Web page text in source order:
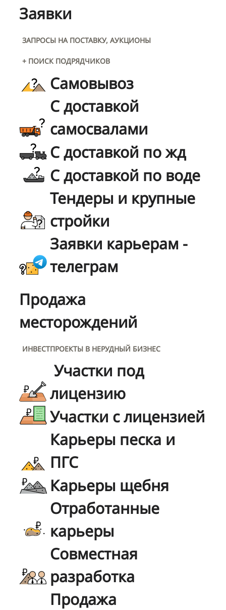
Заявки
ЗАПРОСЫ НА ПОСТАВКУ, АУКЦИОНЫ
+ ПОИСК ПОДРЯДЧИКОВ
Самовывоз
С доставкой
самосвалами
С доставкой по жд
С доставкой по воде
Тендеры и крупные
стройки
Заявки карьерам -
телеграм
Продажа
месторождений
ИНВЕСТПРОЕКТЫ В НЕРУДНЫЙ БИЗНЕС
Участки под
лицензию
Участки с лицензией
Карьеры песка и
ПГС
Карьеры щебня
Отработанные
карьеры
Совместная
разработка
Продажа